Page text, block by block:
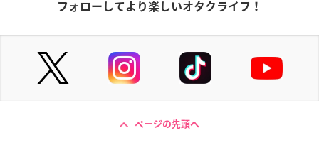
フォローしてより楽しいオタクライフ！
ページの先頭へ